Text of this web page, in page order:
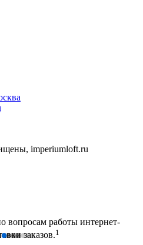
imperiumloft.ru
вопросам работы интернет-
заказов.1